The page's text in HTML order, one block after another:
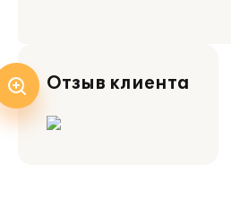
Отзыв клиента